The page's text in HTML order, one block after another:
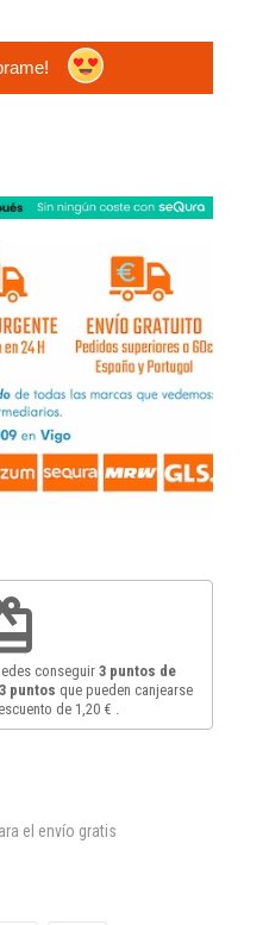
conseguir 3 puntos de
3 puntos que pueden canjearse
de 1,20 €
el envío gratis